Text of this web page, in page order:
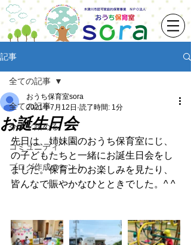
記事
全ての記事
今すぐ始める
コミュニティ
ブログ作成のヒント
全ての記事
お誕生日会
おうち保育室sora
2021年7月12日 読了時間: 1分
先日は、姉妹園のおうち保育室にじ、
の子どもたちと一緒にお誕生日会をし
ました。保育士のお楽しみを見たり、
皆んなで賑やかなひとときでした。^ ^